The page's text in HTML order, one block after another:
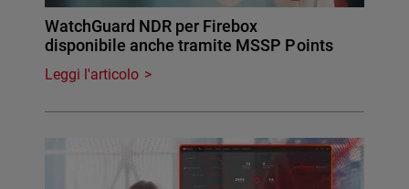
WatchGuard NDR per Firebox
disponibile anche tramite MSSP Points
Leggi l'articolo